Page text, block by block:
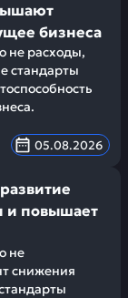
бизнеса
не расходы,
стандарты
05.08.2026
и повышает
не
снижения